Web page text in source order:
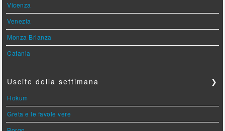
Vicenza
Venezia
Monza Brianza
Catania
Uscite della settimana ❯
Hokum
Greta e le favole vere